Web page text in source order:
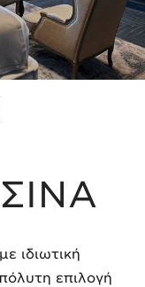
ιδιωτική
επιλογή